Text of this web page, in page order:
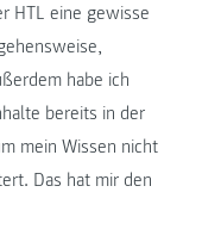
HTL eine gewisse
habe ich
bereits in der
mein Wissen nicht
Das hat mir den